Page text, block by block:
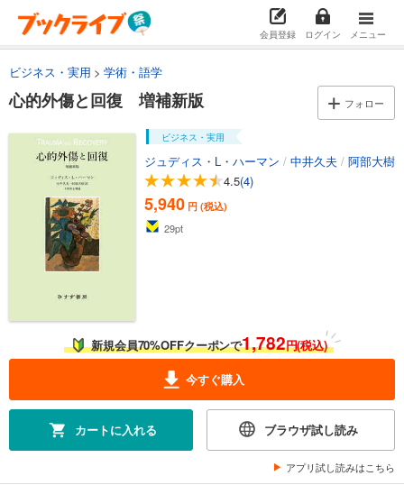
会員登録 ログイン メニュー
ビジネス・実用 学術・語学
心的外傷と回復 増補新版 フォロー
ビジネス・実用
ジュディス・L・ハーマン / 中井久夫 / 阿部大樹
4.5(4)
5,940 円 (税込)
29pt
新規会員70%OFFクーポンで1,782円(税込)
今すぐ購入
カートに入れる ブラウザ試し読み
アプリ試し読みはこちら